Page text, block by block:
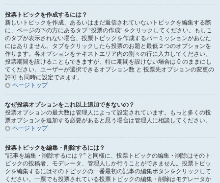
投票トピックを作成するには？
新しいトピックを作成、あるいはまだ返信されていないトピックを編集する際
に、ページの下の方にあるタブ “投票の作成” をクリックしてください。もしこ
のタブが表示されない場合、投票トピックを作成するパーミッションがあなた
にはありません。タブをクリックしたら投票のお題と最低２つのオプションを
作ります。各オプションをテキストエリア内の別々の行に入力してください。
投票期間を設けることもできますが、特に期間を設けない場合は 0 のままにし
てください。ユーザーが選択できるオプション数 と 投票先オプションの変更の
許可 も同時に設定できます。
ページトップ
なぜ投票オプションをこれ以上追加できないの？
投票オプションの最大数は管理人によって設定されています。もっと多くの投
票オプションを追加する必要があると思う場合は管理人に相談してください。
ページトップ
投票トピックを編集・削除するには？
“記事を編集・削除するには？” と同様に、投票トピックの編集・削除はそのト
ピックの投稿者、モデレータ、管理人しか行うことができません。投票トピッ
クを編集するにはそのトピックの一番最初の記事の編集ボタンをクリックして
ください。一票でも投票されている投票トピックの編集・削除はモデレータか